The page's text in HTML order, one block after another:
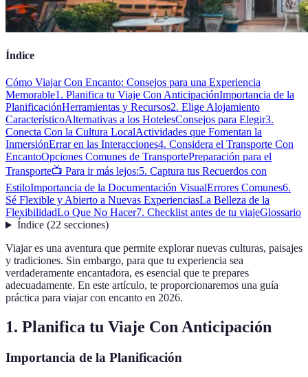
Índice
Cómo Viajar Con Encanto: Consejos para una Experiencia
Memorable1. Planifica tu Viaje Con AnticipaciónImportancia de la
PlanificaciónHerramientas y Recursos2. Elige Alojamiento
CaracterísticoAlternativas a los HotelesConsejos para Elegir3.
Conecta Con la Cultura LocalActividades que Fomentan la
InmersiónErrar en las Interacciones4. Considera el Transporte Con
EncantoOpciones Comunes de TransportePreparación para el
Transporte📺 Para ir más lejos:5. Captura tus Recuerdos con
EstiloImportancia de la Documentación VisualErrores Comunes6.
Sé Flexible y Abierto a Nuevas ExperienciasLa Belleza de la
FlexibilidadLo Que No Hacer7. Checklist antes de tu viajeGlossario
Índice(22 secciones)
Viajar es una aventura que permite explorar nuevas culturas, paisajes
y tradiciones. Sin embargo, para que tu experiencia sea
verdaderamente encantadora, es esencial que te prepares
adecuadamente. En este artículo, te proporcionaremos una guía
práctica para viajar con encanto en 2026.
1. Planifica tu Viaje Con Anticipación
Importancia de la Planificación